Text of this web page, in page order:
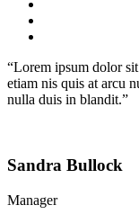
“Lorem ipsum dolor
etiam nis quis at arcu
nulla duis in blandit.”
Sandra Bullock
Manager